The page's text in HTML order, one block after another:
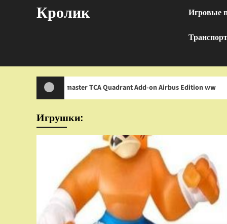
Кролик Игровые
Транспорт
TCA Quadrant Add-on Airbus Edition ww
Игрушки: